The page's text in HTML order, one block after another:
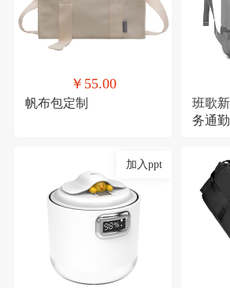
￥55.00
帆布包定制
班歌
务通
加入ppt